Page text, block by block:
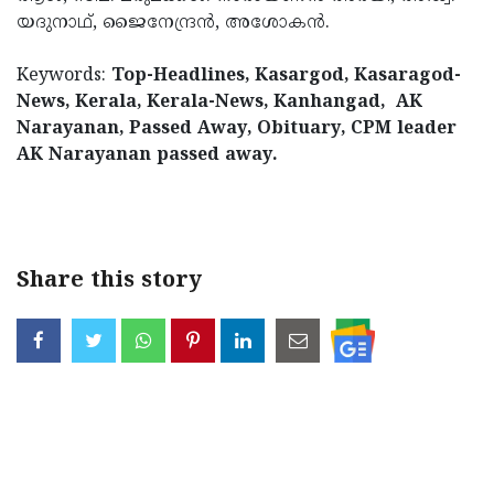
യദുനാഥ്, ജൈനേന്ദ്രൻ, അശോകൻ.
Keywords: Top-Headlines, Kasargod, Kasaragod-
News, Kerala, Kerala-News, Kanhangad, AK
Narayanan, Passed Away, Obituary, CPM leader
AK Narayanan passed away.
Share this story